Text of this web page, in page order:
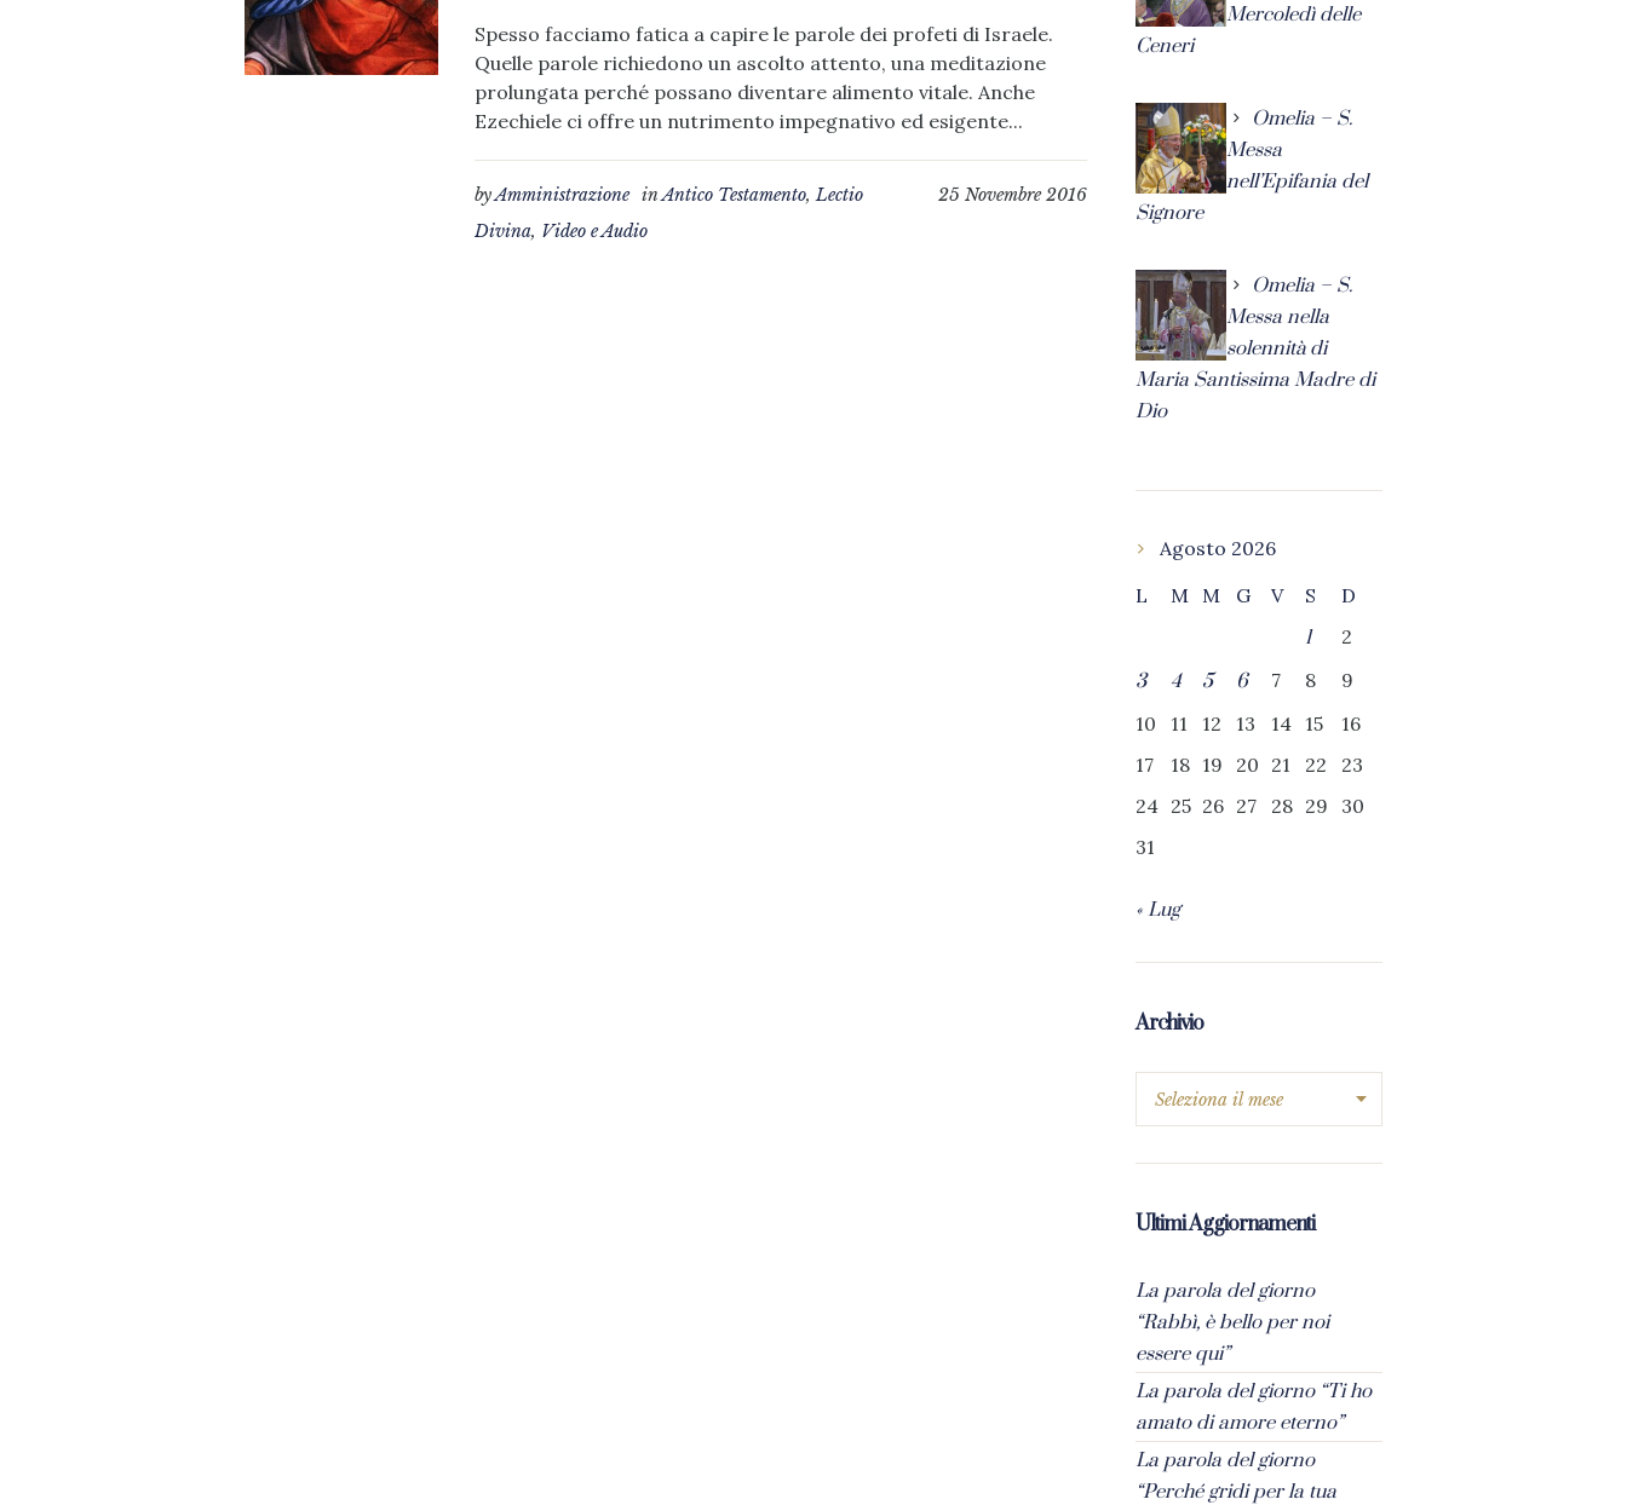
Spesso facciamo fatica a capire le parole dei profeti di Israele.
Quelle parole richiedono un ascolto attento, una meditazione
prolungata perché possano diventare alimento vitale. Anche
Ezechiele ci offre un nutrimento impegnativo ed esigente...
25 Novembre 2016
byAmministrazione inAntico Testamento,Lectio
Divina, Video e Audio
Mercoledì delle
Ceneri
Omelia – S.
Messa
nell’Epifania del
Signore
Omelia – S.
Messa nella
solennità di
Maria Santissima Madre di
Dio
Agosto 2026
L
M M G V S
D
1
2
3
4 5 6 7 8
9
10
11 12 13 14 15
16
17
18 19 20 21 22
23
24 25 26 27 28 29
30
31
« Lug
Archivio
Ultimi Aggiornamenti
La parola del giorno
“Rabbì, è bello per noi
essere qui”
La parola del giorno “Ti ho
amato di amore eterno”
La parola del giorno
“Perché gridi per la tua